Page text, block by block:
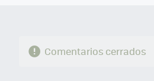
Comentarios cerrados